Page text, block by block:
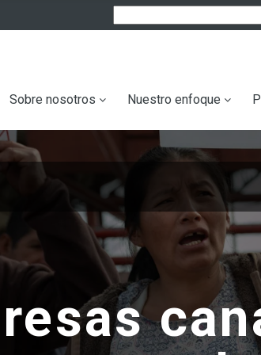
Sobre nosotros Nuestro enfoque